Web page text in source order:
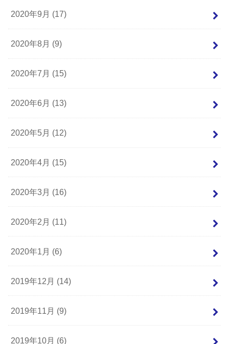
2020年9月 (17)
2020年8月 (9)
2020年7月 (15)
2020年6月 (13)
2020年5月 (12)
2020年4月 (15)
2020年3月 (16)
2020年2月 (11)
2020年1月 (6)
2019年12月 (14)
2019年11月 (9)
2019年10月 (6)